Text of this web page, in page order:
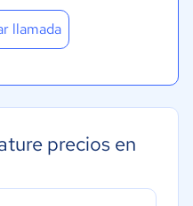
llamada
precios en